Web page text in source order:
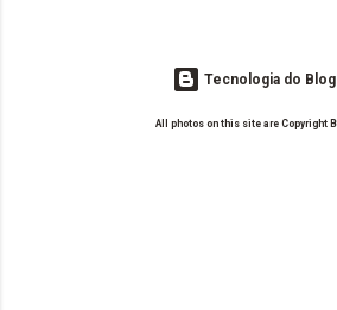
Tecnologia do
All photos on this site are Copyright